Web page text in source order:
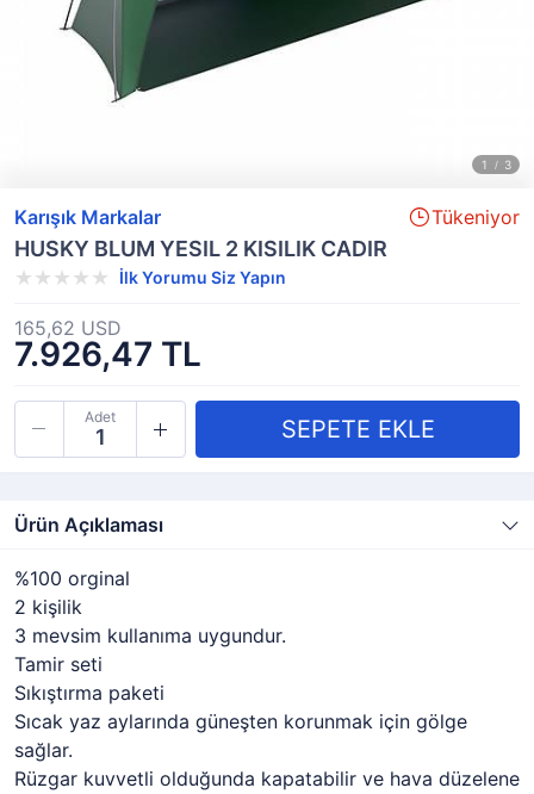
Karışık Markalar Tükeniyor
HUSKY BLUM YESIL 2 KISILIK CADIR
İlk Yorumu Siz Yapın
7.926,47 TL
165,62 USD
Adet
Ürün Açıklaması
%100 orginal
2 kişilik
3 mevsim kullanıma uygundur.
Tamir seti
Sıkıştırma paketi
Sıcak yaz aylarında güneşten korunmak için gölge
sağlar.
Rüzgar kuvvetli olduğunda kapatabilir ve hava düzelene